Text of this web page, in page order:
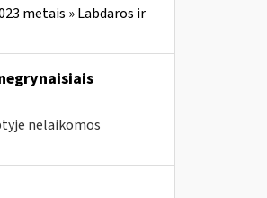
metais » Labdaros ir
nelaikomos